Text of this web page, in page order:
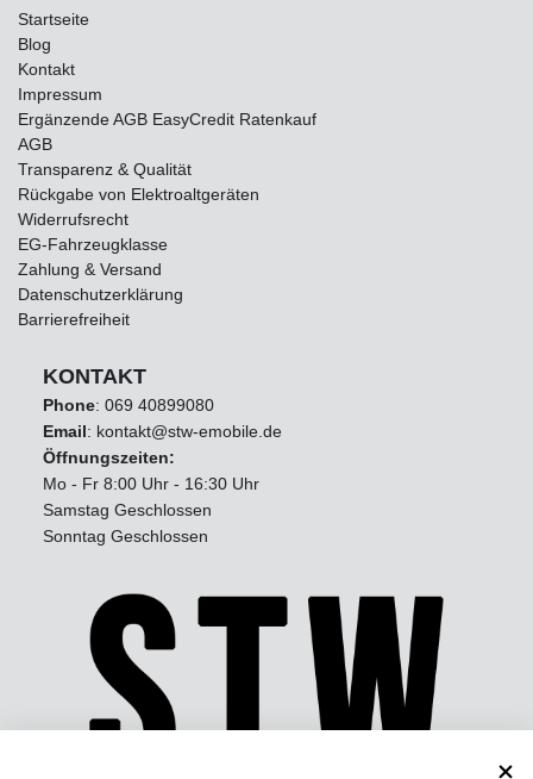
Startseite
Blog
Kontakt
Impressum
Ergänzende AGB EasyCredit Ratenkauf
AGB
Transparenz & Qualität
Rückgabe von Elektroaltgeräten
Widerrufsrecht
EG-Fahrzeugklasse
Zahlung & Versand
Datenschutzerklärung
Barrierefreiheit
KONTAKT
Phone: 069 40899080
Email: kontakt@stw-emobile.de
Öffnungszeiten:
Mo - Fr 8:00 Uhr - 16:30 Uhr
Samstag Geschlossen
Sonntag Geschlossen